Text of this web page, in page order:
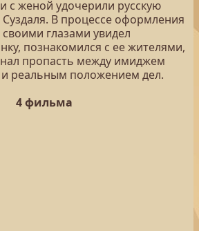
с женой удочерили русскую
В процессе оформления
глазами увидел
познакомился с ее жителями,
пропасть между имиджем
и реальным положением дел.
4 фильма